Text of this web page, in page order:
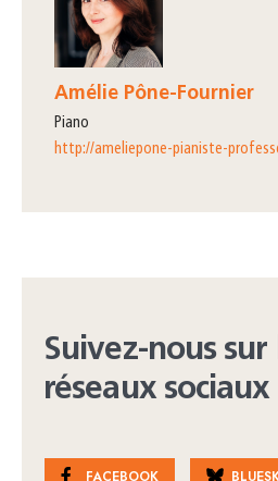
Amélie Pône-Fournier
piano
http://ameliepone-pianiste-
Suivez-nous sur
réseaux sociaux
FACEBOOK